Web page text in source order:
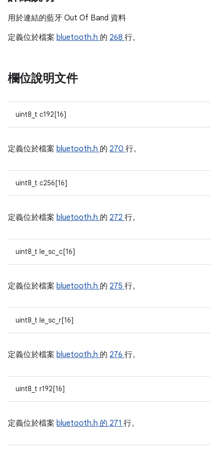
用於連結的藍牙 Out Of Band 資料
定義位於檔案 bluetooth.h 的 268 行。
欄位說明文件
uint8_t c192[16]
定義位於檔案 bluetooth.h 的 270 行。
uint8_t c256[16]
定義位於檔案 bluetooth.h 的 272 行。
uint8_t le_sc_c[16]
定義位於檔案 bluetooth.h 的 275 行。
uint8_t le_sc_r[16]
定義位於檔案 bluetooth.h 的 276 行。
uint8_t r192[16]
定義位於檔案 bluetooth.h 的 271 行。